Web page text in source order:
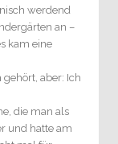
werdend
an –
kam eine
aber: Ich
die man als
und hatte am